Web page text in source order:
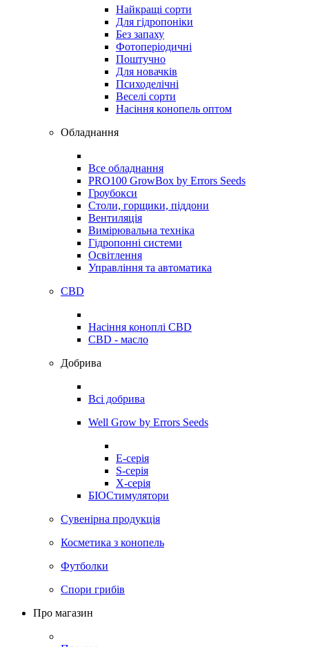
Найкращі сорти
Для гідропоніки
Без запаху
Фотоперіодичні
Поштучно
Для новачків
Психоделічні
Веселі сорти
Насіння конопель оптом
Обладнання
Все обладнання
PRO100 GrowBox by Errors Seeds
Гроубокси
Столи, горщики, піддони
Вентиляція
Вимірювальна техніка
Гідропонні системи
Освітлення
Управління та автоматика
CBD
Насіння коноплі CBD
CBD - масло
Добрива
Всі добрива
Well Grow by Errors Seeds
E-серія
S-серія
X-серія
БІОСтимулятори
Сувенірна продукція
Косметика з конопель
Футболки
Спори грибів
Про магазин